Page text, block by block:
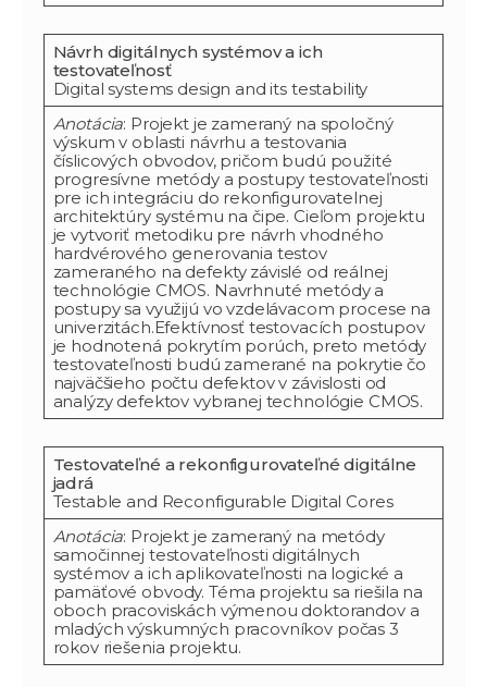
Návrh digitálnych systémov a ich
testovateľnosť
Digital systems design and its testability
Anotácia: Projekt je zameraný na spoločný
výskum v oblasti návrhu a testovania
číslicových obvodov, pričom budú použité
progresívne metódy a postupy testovateľnosti
pre ich integráciu do rekonfigurovatelnej
architektúry systému na čipe. Cieľom projektu
je vytvoriť metodiku pre návrh vhodného
hardvérového generovania testov
zameraného na defekty závislé od reálnej
technológie CMOS. Navrhnuté metódy a
postupy sa využijú vo vzdelávacom procese na
univerzitách.Efektívnosť testovacích postupov
je hodnotená pokrytím porúch, preto metódy
testovateľnosti budú zamerané na pokrytie čo
najväčšieho počtu defektov v závislosti od
analýzy defektov vybranej technológie CMOS.
Testovateľné a rekonfigurovateľné digitálne
jadrá
Testable and Reconfigurable Digital Cores
Anotácia: Projekt je zameraný na metódy
samočinnej testovateľnosti digitálnych
systémov a ich aplikovateľnosti na logické a
pamäťové obvody. Téma projektu sa riešila na
oboch pracoviskách výmenou doktorandov a
mladých výskumných pracovníkov počas 3
rokov riešenia projektu.